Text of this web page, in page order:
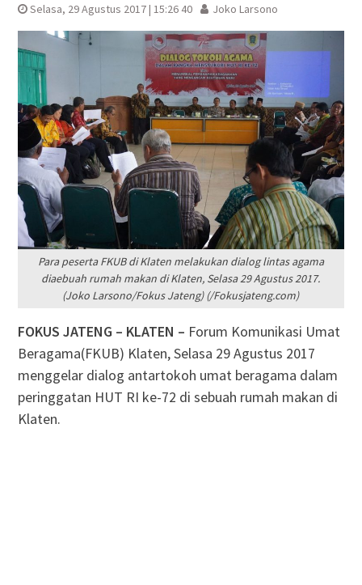
Selasa, 29 Agustus 2017 | 15:26 40 Joko Larsono
Para peserta FKUB di Klaten melakukan dialog lintas agama
diaebuah rumah makan di Klaten, Selasa 29 Agustus 2017.
(Joko Larsono/Fokus Jateng) (/Fokusjateng.com)
FOKUS JATENG – KLATEN – Forum Komunikasi Umat
Beragama(FKUB) Klaten, Selasa 29 Agustus 2017
menggelar dialog antartokoh umat beragama dalam
peringgatan HUT RI ke-72 di sebuah rumah makan di
Klaten.